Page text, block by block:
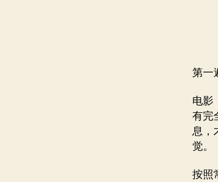
第一
电影
有完
息，
觉。
按照